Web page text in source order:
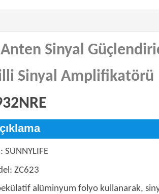
Sinyal
Sinyal Amplifikatörü
SUNNYLIFE
ZC623
alüminyum folyo kullanarak,